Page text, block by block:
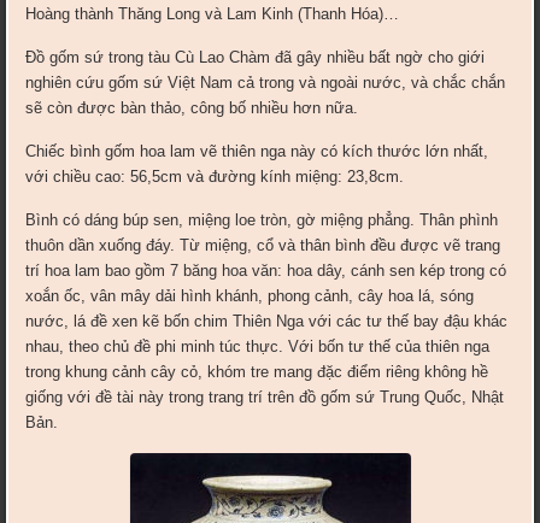
Hoàng thành Thăng Long và Lam Kinh (Thanh Hóa)…
Đồ gốm sứ trong tàu Cù Lao Chàm đã gây nhiều bất ngờ cho giới
nghiên cứu gốm sứ Việt Nam cả trong và ngoài n­ước, và chắc chắn
sẽ còn được bàn thảo, công bố nhiều hơn nữa.
Chiếc bình gốm hoa lam vẽ thiên nga này có kích thước lớn nhất,
với chiều cao: 56,5cm và đường kính miệng: 23,8cm.
Bình có dáng búp sen, miệng loe tròn, gờ miệng phẳng. Thân phình
thuôn dần xuống đáy. Từ miệng, cổ và thân bình đều được vẽ trang
trí hoa lam bao gồm 7 băng hoa văn: hoa dây, cánh sen kép trong có
xoắn ốc, vân mây dải hình khánh, phong cảnh, cây hoa lá, sóng
nước, lá đề xen kẽ bốn chim Thiên Nga với các tư thế bay đậu khác
nhau, theo chủ đề phi minh túc thực. Với bốn tư thế của thiên nga
trong khung cảnh cây cỏ, khóm tre mang đặc điểm riêng không hề
giống với đề tài này trong trang trí trên đồ gốm sứ Trung Quốc, Nhật
Bản.